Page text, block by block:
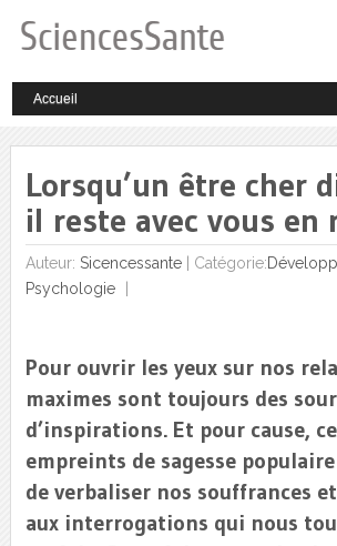
Lorsqu’un être cher
il reste avec vous en
Auteur: Sicencessante| Catégorie:
Psychologie
Pour ouvrir les yeux sur nos
maximes sont toujours des
d’inspirations. Et pour cause,
empreints de sagesse
de verbaliser nos souffrances
aux interrogations qui nous